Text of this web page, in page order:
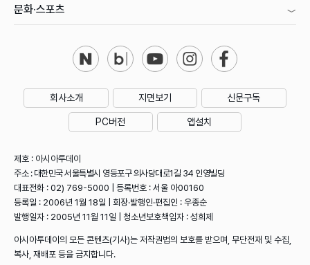
문화·스포츠
회사소개 지면보기 신문구독
PC버전 앱설치
제호 : 아시아투데이
주소 : 대한민국 서울특별시 영등포구 의사당대로1길 34 인영빌딩
대표전화 : 02) 769-5000 | 등록번호 : 서울 아00160
등록일 : 2006년 1월 18일 | 회장·발행인·편집인 : 우종순
발행일자 : 2005년 11월 11일 | 청소년보호책임자 : 성희제
아시아투데이의 모든 콘텐츠(기사)는 저작권법의 보호를 받으며, 무단전재 및 수집,
복사, 재배포 등을 금지합니다.